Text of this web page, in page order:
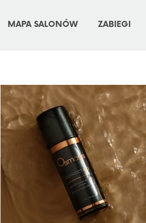
MAPA SALONÓW ZABIEGI